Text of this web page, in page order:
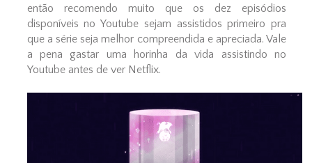
então recomendo muito que os dez episódios
disponíveis no Youtube sejam assistidos primeiro pra
que a série seja melhor compreendida e apreciada. Vale
a pena gastar uma horinha da vida assistindo no
Youtube antes de ver Netflix.